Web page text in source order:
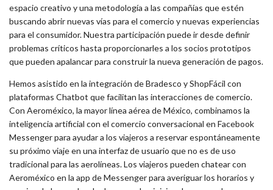
espacio creativo y una metodología a las compañías que estén
buscando abrir nuevas vías para el comercio y nuevas experiencias
para el consumidor. Nuestra participación puede ir desde definir
problemas críticos hasta proporcionarles a los socios prototipos
que pueden apalancar para construir la nueva generación de pagos.
Hemos asistido en la integración de Bradesco y ShopFácil con
plataformas Chatbot que facilitan las interacciones de comercio.
Con Aeroméxico, la mayor línea aérea de México, combinamos la
inteligencia artificial con el comercio conversacional en Facebook
Messenger para ayudar a los viajeros a reservar espontáneamente
su próximo viaje en una interfaz de usuario que no es de uso
tradicional para las aerolíneas. Los viajeros pueden chatear con
Aeroméxico en la app de Messenger para averiguar los horarios y